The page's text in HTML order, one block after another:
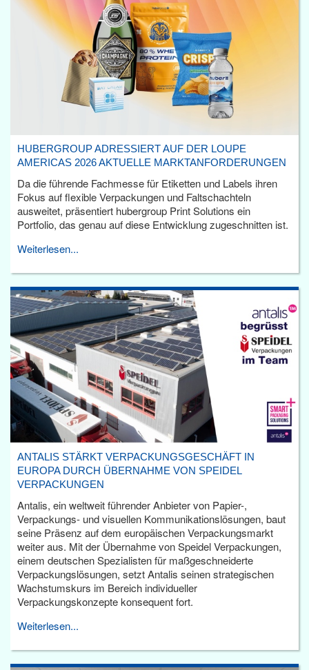
HUBERGROUP ADRESSIERT AUF DER LOUPE
AMERICAS 2026 AKTUELLE MARKTANFORDERUNGEN
Da die führende Fachmesse für Etiketten und Labels ihren
Fokus auf flexible Verpackungen und Faltschachteln
ausweitet, präsentiert hubergroup Print Solutions ein
Portfolio, das genau auf diese Entwicklung zugeschnitten ist.
Weiterlesen...
ANTALIS STÄRKT VERPACKUNGSGESCHÄFT IN
EUROPA DURCH ÜBERNAHME VON SPEIDEL
VERPACKUNGEN
Antalis, ein weltweit führender Anbieter von Papier-,
Verpackungs- und visuellen Kommunikationslösungen, baut
seine Präsenz auf dem europäischen Verpackungsmarkt
weiter aus. Mit der Übernahme von Speidel Verpackungen,
einem deutschen Spezialisten für maßgeschneiderte
Verpackungslösungen, setzt Antalis seinen strategischen
Wachstumskurs im Bereich individueller
Verpackungskonzepte konsequent fort.
Weiterlesen...